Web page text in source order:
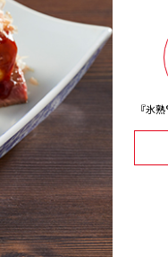
だしパック
『氷